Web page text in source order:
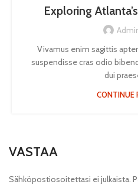
Exploring
Vivamus enim sagittis
suspendisse cras odio
dui
CONTINUE
VASTAA
Sähköpostiosoitettasi ei julkaista.